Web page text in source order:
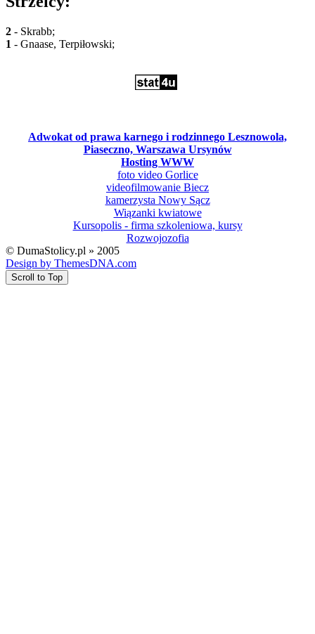
2 - Skrabb;
1 - Gnaase, Terpiłowski;
Adwokat od prawa karnego i rodzinnego Lesznowola,
Piaseczno, Warszawa Ursynów
Hosting WWW
foto video Gorlice
videofilmowanie Biecz
kamerzysta Nowy Sącz
Wiązanki kwiatowe
Kursopolis - firma szkoleniowa, kursy
Rozwojozofia
© DumaStolicy.pl » 2005
Design by ThemesDNA.com
Scroll to Top